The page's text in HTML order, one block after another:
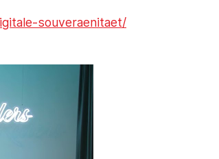
souveraenitaet/